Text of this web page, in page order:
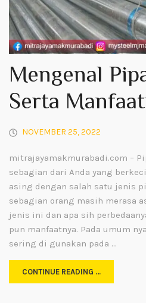
Mengenal
Serta
NOVEMBER 25, 2022
mitrajayamakmurabadi.com –
sebagian dari Anda yang
asing dengan salah satu jenis
sebagian orang masih merasa
jenis ini dan apa sih
pun manfaatnya. Pada umum
sering di gunakan pada …
CONTINUE READING …